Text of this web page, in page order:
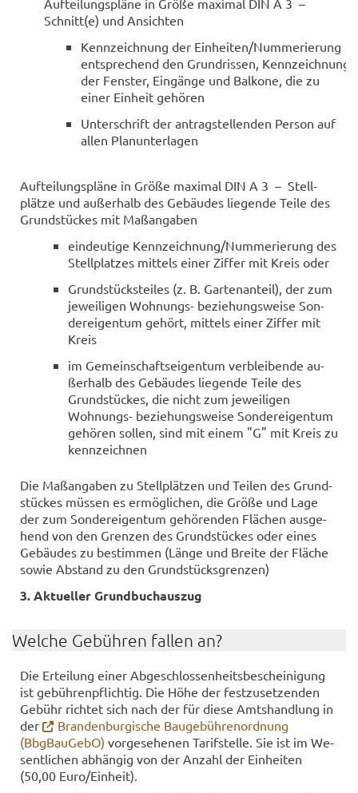
Auf­tei­lungs­plä­ne in Größe ma­xi­mal DIN A 3 –
Schnitt(e) und An­sich­ten
Kenn­zeich­nung der Ein­hei­ten/Num­me­rie­rung
ent­spre­chend den Grund­ris­sen, Kenn­zeich­nung
der Fens­ter, Ein­gän­ge und Bal­ko­ne, die zu
einer Ein­heit ge­hö­ren
Un­ter­schrift der an­trag­stel­len­den Per­son auf
allen Plan­un­ter­la­gen
Auf­tei­lungs­plä­ne in Größe ma­xi­mal DIN A 3 – Stell­
plät­ze und au­ßer­halb des Ge­bäu­des lie­gen­de Teile des
Grund­stü­ckes mit Maß­an­ga­ben
ein­deu­ti­ge Kenn­zeich­nung/Num­me­rie­rung des
Stell­plat­zes mit­tels einer Zif­fer mit Kreis oder
Grund­stücks­tei­les (z. B. Gar­ten­an­teil), der zum
je­wei­li­gen Wohnungs-​ be­zie­hungs­wei­se Son­
der­ei­gen­tum ge­hört, mit­tels einer Zif­fer mit
Kreis
im Ge­mein­schafts­ei­gen­tum ver­blei­ben­de au­
ßer­halb des Ge­bäu­des lie­gen­de Teile des
Grund­stü­ckes, die nicht zum je­wei­li­gen
Wohnungs-​ be­zie­hungs­wei­se Son­der­ei­gen­tum
ge­hö­ren sol­len, sind mit einem "G" mit Kreis zu
kenn­zeich­nen
Die Maß­an­ga­ben zu Stell­plät­zen und Tei­len des Grund­
stü­ckes müs­sen es er­mög­li­chen, die Größe und Lage
der zum Son­der­ei­gen­tum ge­hö­ren­den Flä­chen aus­ge­
hend von den Gren­zen des Grund­stü­ckes oder eines
Ge­bäu­des zu be­stim­men (Länge und Brei­te der Flä­che
sowie Ab­stand zu den Grund­stücks­gren­zen)
3. Ak­tu­el­ler Grund­buch­aus­zug
Wel­che Ge­büh­ren fal­len an?
Die Er­tei­lung einer Ab­ge­schlos­sen­heits­be­schei­ni­gung
ist ge­büh­ren­pflich­tig. Die Höhe der fest­zu­set­zen­den
Ge­bühr rich­tet sich nach der für diese Amts­hand­lung in
der
Bran­den­bur­gi­sche Bau­ge­büh­ren­ord­nung
(BbgBau­Ge­bO) vor­ge­se­he­nen Ta­rif­stel­le. Sie ist im We­
sent­li­chen ab­hän­gig von der An­zahl der Ein­hei­ten
(50,00 Euro/Ein­heit).